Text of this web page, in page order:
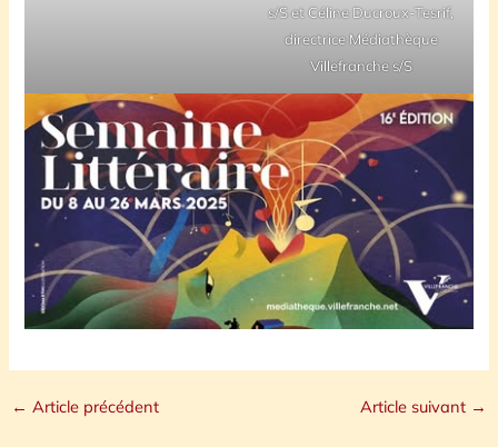
s/S et Céline Ducroux-Tesrif,
directrice Médiathèque
Villefranche s/S
← Article précédent Article suivant →